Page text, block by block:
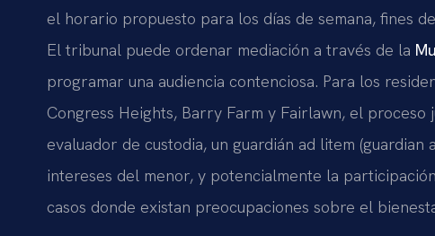
el horario propuesto para los días de semana, fines
El tribunal puede ordenar mediación a través de la
programar una audiencia contenciosa. Para los
Congress Heights, Barry Farm y Fairlawn, el
evaluador de custodia, un guardián ad litem
intereses del menor, y potencialmente la
casos donde existan preocupaciones sobre el